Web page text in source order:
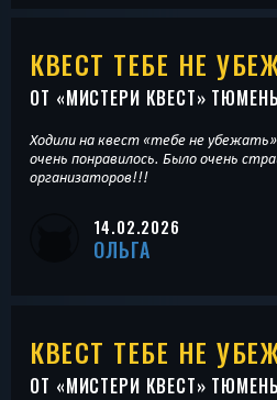
КВЕСТ ТЕБЕ НЕ
ОТ «МИСТЕРИ КВЕСТ» ТЮМЕНЬ
Ходили на квест «тебе не
очень понравилось. Было очень
организаторов!!!
14.02.2026
ОЛЬГА
КВЕСТ ТЕБЕ НЕ
ОТ «МИСТЕРИ КВЕСТ» ТЮМЕНЬ